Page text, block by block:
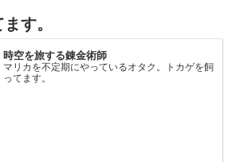
す。
時空を旅する錬金術師
マリカを不定期にやっているオタク。トカゲを飼
ってます。